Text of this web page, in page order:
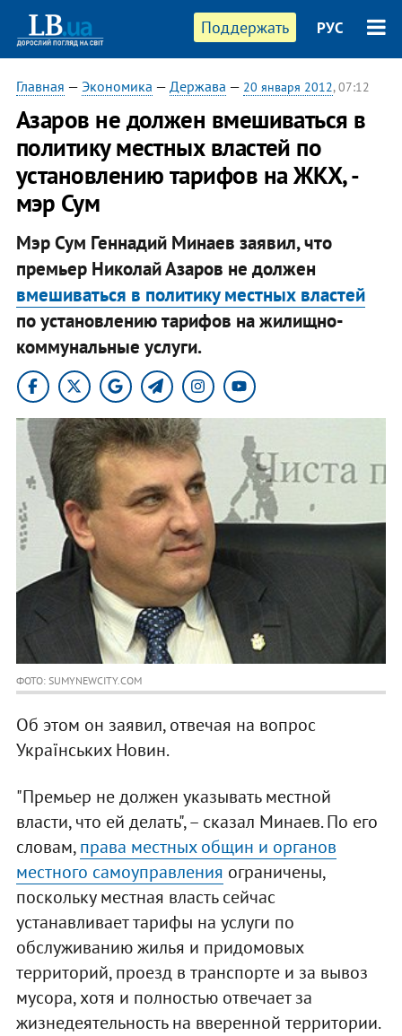
Поддержать РУС
Главная — Экономика — Держава — 20 января 2012, 07:12
Азаров не должен вмешиваться в
политику местных властей по
установлению тарифов на ЖКХ, -
мэр Сум
Мэр Сум Геннадий Минаев заявил, что
премьер Николай Азаров не должен
вмешиваться в политику местных властей
по установлению тарифов на жилищно-
коммунальные услуги.
ФОТО: SUMYNEWCITY.COM
Об этом он заявил, отвечая на вопрос
Українських Новин.
"Премьер не должен указывать местной
власти, что ей делать", – сказал Минаев. По его
словам,права местных общин и органов
местного самоуправления ограничены,
поскольку местная власть сейчас
устанавливает тарифы на услуги по
обслуживанию жилья и придомовых
территорий, проезд в транспорте и за вывоз
мусора, хотя и полностью отвечает за
жизнедеятельность на вверенной территории.